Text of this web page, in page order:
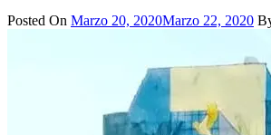
Posted On Marzo 20, 2020Marzo 22, 2020